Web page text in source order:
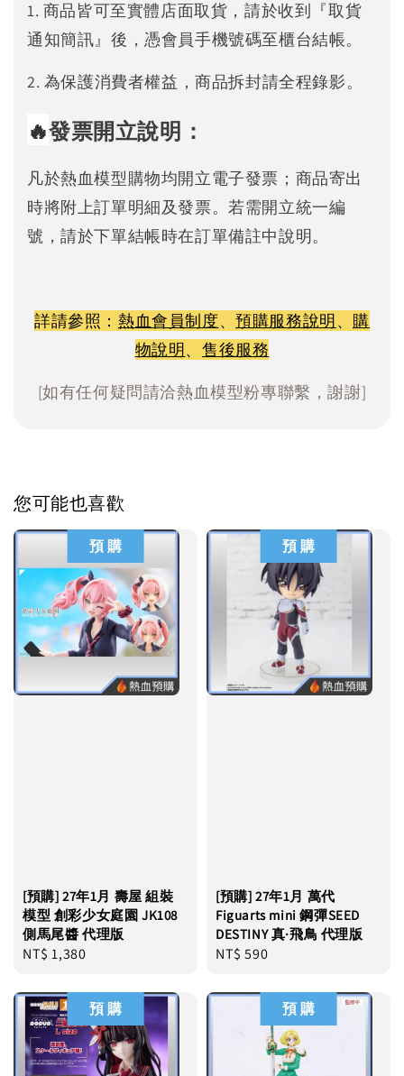
1. 商品皆可至實體店面取貨，請於收到『取貨
通知簡訊』後，憑會員手機號碼至櫃台結帳。
2. 為保護消費者權益，商品拆封請全程錄影。
🔥發票開立說明：
凡於熱血模型購物均開立電子發票；商品寄出
時將附上訂單明細及發票。若需開立統一編
號，請於下單結帳時在訂單備註中說明。
詳請參照： 熱血會員制度、預購服務說明、 購
物說明、 售後服務
[如有任何疑問請洽熱血模型粉專聯繫，謝謝]
您可能也喜歡
預 購
[預購] 27年1月 壽屋 組裝
模型 創彩少女庭園 JK108
側馬尾醬 代理版
Regular
NT$ 1,380
預 購
[預購] 27年1月 萬代
Figuarts mini 鋼彈SEED
DESTINY 真·飛鳥 代理版
Regular
NT$ 590
預 購 預 購